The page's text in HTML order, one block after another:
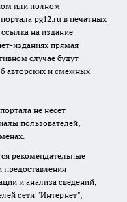
или полном
pg12.ru в печатных
на издание
изданиях прямая
случае будут
авторских и смежных
не несет
пользователей,
рекомендательные
и анализа сведений,
сети "Интернет",